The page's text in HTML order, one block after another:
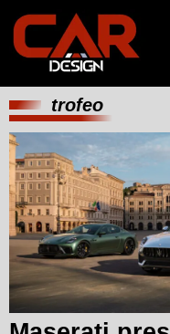
trofeo